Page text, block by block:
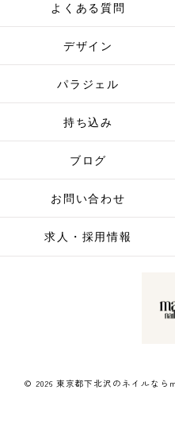
よくある質問
デザイン
パラジェル
持ち込み
ブログ
お問い合わせ
求人・採用情報
© 2026 東京都下北沢のネイルな